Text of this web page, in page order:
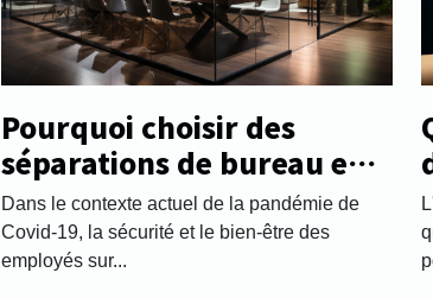
Pourquoi choisir des
séparations de bureau en
plexiglass ?
Dans le contexte actuel de la pandémie de
Covid-19, la sécurité et le bien-être des
employés sur...